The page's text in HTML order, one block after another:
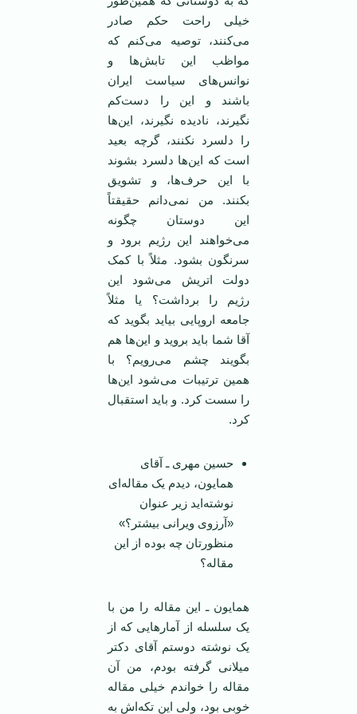
خیلی راحت حکم صادر
می‌کنند، توصیه می‌کنم که
مواظب این تابش‌ها و
نوانس‌های سیاست ایران
باشند و این را دست‌کم
نگیرند، نادیده نگیرند، این‌ها
را دلسرد نکنند، گرچه بعید
است که این‌ها دلسرد بشوند
با این حرف‌ها، و تشویق
بکنند. من نمی‌دانم حقیقتاً
این دوستان چگونه
می‌خواهند این رژیم برود و
سرنگون بشود. مثلاً با کمک
دولت اتریش می‌شود این
رژیم را برداشت؟ یا مثلاً
جامعه اروپایی بیاید بگوید که
آقا شما باید بروید و این‌ها هم
بگویند چشم می‌رویم؟ با
همین ترتیبات می‌شود این‌ها
را سست کرد. و باید استقبال
کرد.
حسین مهری ـ آقای
همایون، دیدم یک مقاله‌ای
نوشته‌اید زیر عنوان
«آرزوی ویرانی بیشتر؟»
منظورتان چه بوده از این
مقاله؟
همایون ـ این مقاله را من با
یک سلسله از آمارهایی که از
یک نوشته دوستم آقای دکتر
میلانی گرفته بودم، من آن
مقاله را خواندم خیلی مقاله
خوبی بود، ولی این تکه‌اش به